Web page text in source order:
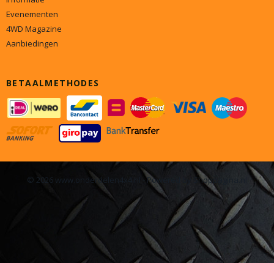
Evenementen
4WD Magazine
Aanbiedingen
BETAALMETHODES
© 2026 www.onderdelen4x4.nl - Powered by Shoppagina.nl